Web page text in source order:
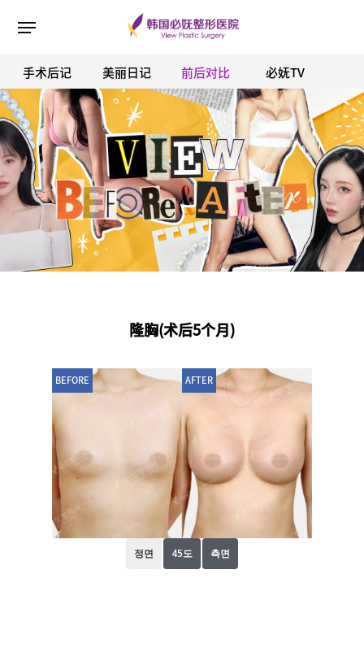
ESC 버튼을 누르면 검색창을 닫을 수 있습니다.
手术后记 美丽日记 前后对比 必妩TV
隆胸(术后5个月)
BEFORE AFTER